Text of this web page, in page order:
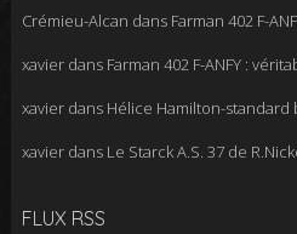
Crémieu-Alcan dans Farman 402 F-
xavierdans Farman 402 F-ANFY :
xavierdans Hélice Hamilton-standard
xavierdans Le Starck A.S. 37 de
FLUX RSS